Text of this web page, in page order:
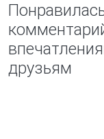
друзьям